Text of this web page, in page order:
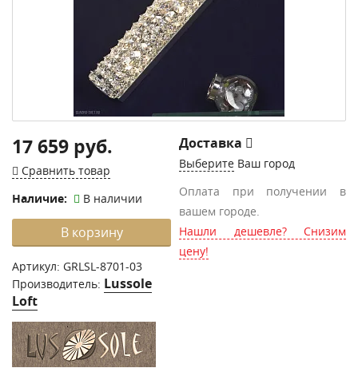
17 659 руб.
Сравнить товар
Наличие:
В наличии
В корзину
Артикул: GRLSL-8701-03
Производитель: Lussole
Loft
Доставка
Выберите Ваш город
Оплата при получении в
вашем городе.
Нашли дешевле? Снизим
цену!